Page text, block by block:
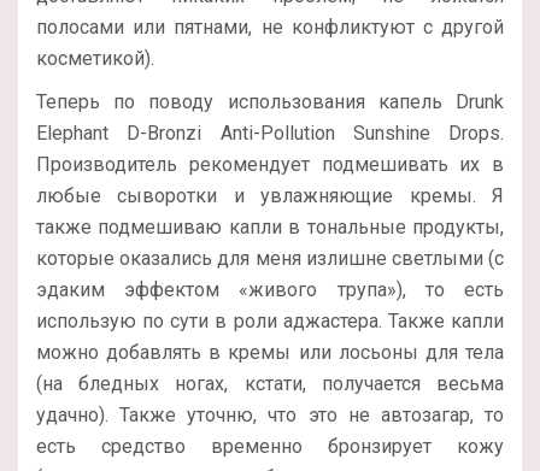
полосами или пятнами, не конфликтуют с другой
косметикой).
Теперь по поводу использования капель Drunk
Elephant D-Bronzi Anti-Pollution Sunshine Drops.
Производитель рекомендует подмешивать их в
любые сыворотки и увлажняющие кремы. Я
также подмешиваю капли в тональные продукты,
которые оказались для меня излишне светлыми (с
эдаким эффектом «живого трупа»), то есть
использую по сути в роли аджастера. Также капли
можно добавлять в кремы или лосьоны для тела
(на бледных ногах, кстати, получается весьма
удачно). Также уточню, что это не автозагар, то
есть средство временно бронзирует кожу